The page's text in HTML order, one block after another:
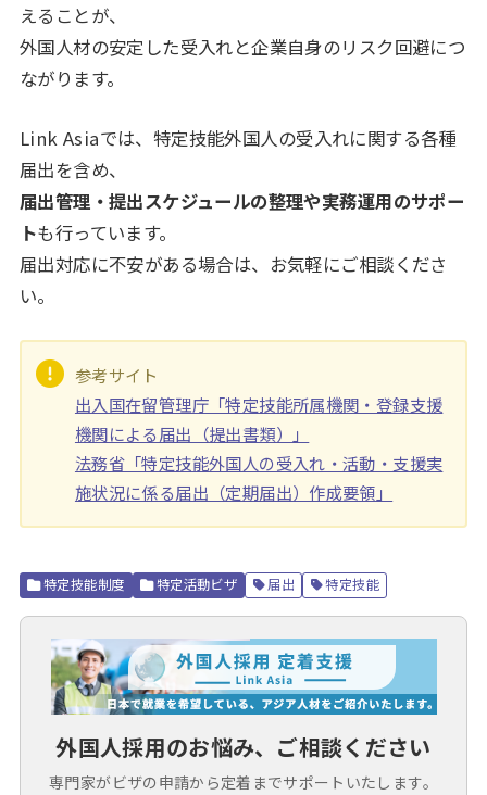
えることが、
外国人材の安定した受入れと企業自身のリスク回避につ
ながります。
Link Asiaでは、特定技能外国人の受入れに関する各種
届出を含め、
届出管理・提出スケジュールの整理や実務運用のサポー
トも行っています。
届出対応に不安がある場合は、お気軽にご相談くださ
い。
参考サイト
出入国在留管理庁「特定技能所属機関・登録支援
機関による届出（提出書類）」
法務省「特定技能外国人の受入れ・活動・支援実
施状況に係る届出（定期届出）作成要領」
特定技能制度 特定活動ビザ 届出 特定技能
外国人採用のお悩み、ご相談ください
専門家がビザの申請から定着までサポートいたします。